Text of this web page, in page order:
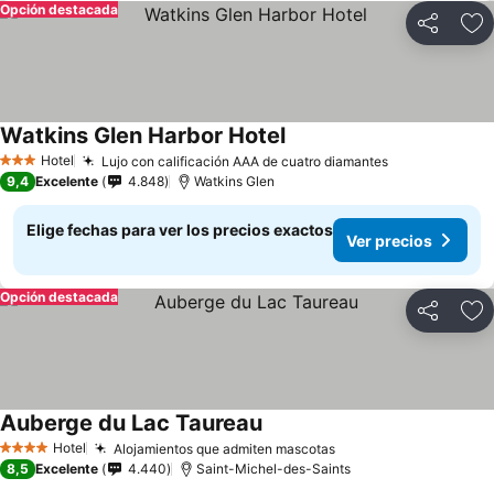
Compartir
Opción destacada
3 Estrellas
Hotel Lujo con calificación AAA de cuatro diamantes
Watkins Glen Harbor Hotel
9,4 Excelente 4.848 Watkins Glen
Elige fechas para ver los precios exactos
Ver precios
Compartir
Opción destacada
4 EstrellasHotel Alojamientos que admiten mascotas
Auberge du Lac Taureau
8,5 Excelente 4.440 Saint-Michel-des-Saints